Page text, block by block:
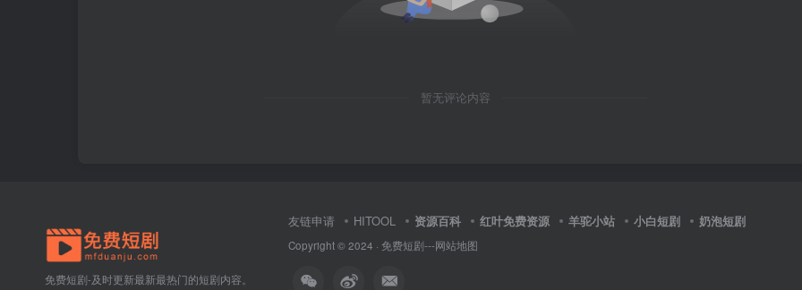
暂无评论内容
免费短剧-及时更新最新最热门的短剧内容。
友链申请 HITOOL 资源百科 红叶免费资源 羊驼小站 小白短剧 奶泡短剧
Copyright © 2024 · 免费短剧---网站地图